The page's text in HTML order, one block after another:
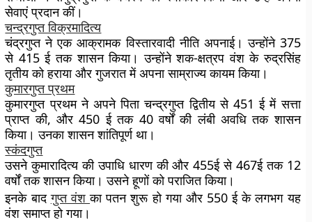
सेवाएं प्रदान कीं।
चन्द्रगुप्त विक्रमादित्य
चंद्रगुप्त ने एक आक्रामक विस्तारवादी नीति अपनाई। उन्होंने 375
से 415 ई तक शासन किया। उन्होंने शक-क्षत्रप वंश के रुद्रसिंह
तृतीय को हराया और गुजरात में अपना साम्राज्य कायम किया।
कुमारगुप्त प्रथम
कुमारगुप्त प्रथम ने अपने पिता चन्द्रगुप्त द्वितीय से 451 ई में सत्ता
प्राप्त की, और 450 ई तक 40 वर्षों की लंबी अवधि तक शासन
किया। उनका शासन शांतिपूर्ण था।
स्कंदगुप्त
उसने कुमारादित्य की उपाधि धारण की और 455ई से 467ई तक 12
वर्षों तक शासन किया। उसने हूणों को पराजित किया।
इनके बादगुप्त वंशका पतन शुरू हो गया और 550 ई के लगभग यह
वंश समाप्त हो गया।